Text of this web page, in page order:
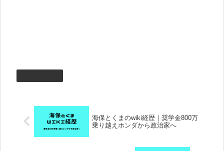
海保とくまのwiki経歴｜奨学金800万
乗り越えホンダから政治家へ